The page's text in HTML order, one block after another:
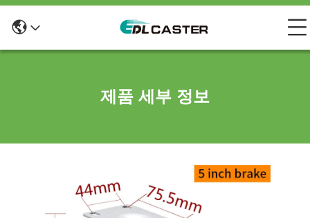
제품 세부 정보